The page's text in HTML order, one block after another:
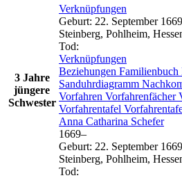
3 Jahre
jüngere
Schwester
Verknüpfungen
Geburt: 22. September 1669
Steinberg, Pohlheim,
Tod:
Verknüpfungen
Beziehungen Familienbuch
Sanduhrdiagramm
Vorfahren Vorfahrenfächer
Vorfahrentafel
Anna Catharina Schefer
1669–
Geburt: 22. September 1669
Steinberg, Pohlheim,
Tod: